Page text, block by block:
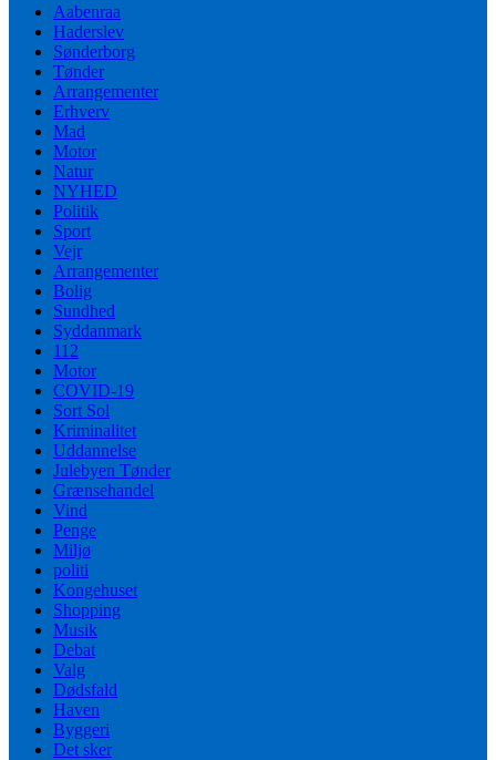
Aabenraa
Haderslev
Sønderborg
Tønder
Arrangementer
Erhverv
Mad
Motor
Natur
NYHED
Politik
Sport
Vejr
Arrangementer
Bolig
Sundhed
Syddanmark
112
Motor
COVID-19
Sort Sol
Kriminalitet
Uddannelse
Julebyen Tønder
Grænsehandel
Vind
Penge
Miljø
politi
Kongehuset
Shopping
Musik
Debat
Valg
Dødsfald
Haven
Byggeri
Det sker